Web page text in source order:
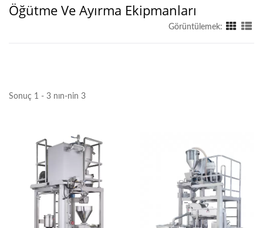
Öğütme Ve Ayırma Ekipmanları
Görüntülemek:
Sonuç 1 - 3 nın-nin 3